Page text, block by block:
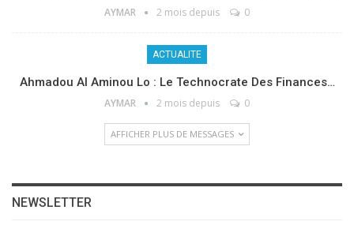
AYMAR 2 mois depuis 0
ACTUALITE
Ahmadou Al Aminou Lo : Le Technocrate Des Finances…
AYMAR 2 mois depuis 0
AFFICHER PLUS DE MESSAGES
NEWSLETTER